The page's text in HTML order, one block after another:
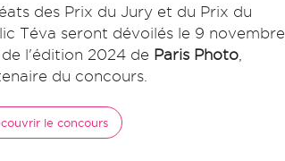
des Prix du Jury et du Prix du
Téva seront dévoilés le 9 novembre,
de l'édition 2024 de Paris Photo,
du concours.
le concours